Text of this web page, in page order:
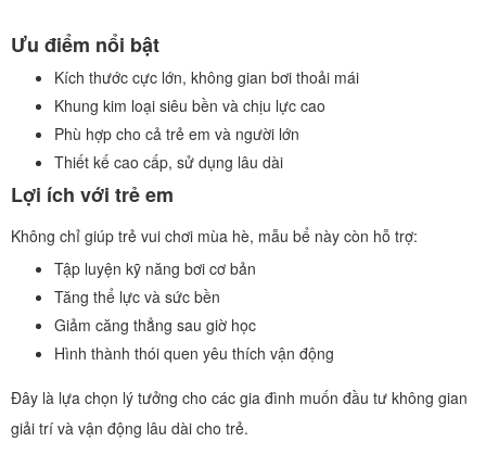
Ưu điểm nổi bật
Kích thước cực lớn, không gian bơi thoải mái
Khung kim loại siêu bền và chịu lực cao
Phù hợp cho cả trẻ em và người lớn
Thiết kế cao cấp, sử dụng lâu dài
Lợi ích với trẻ em
Không chỉ giúp trẻ vui chơi mùa hè, mẫu bể này còn hỗ trợ:
Tập luyện kỹ năng bơi cơ bản
Tăng thể lực và sức bền
Giảm căng thẳng sau giờ học
Hình thành thói quen yêu thích vận động
Đây là lựa chọn lý tưởng cho các gia đình muốn đầu tư không gian
giải trí và vận động lâu dài cho trẻ.